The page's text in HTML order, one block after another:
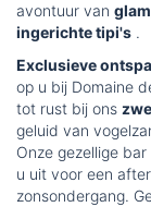
avontuur van
ingerichte tipi's .
Exclusieve
op u bij Domaine
tot rust bij ons
geluid van
Onze gezellige
u uit voor een
zonsondergang.